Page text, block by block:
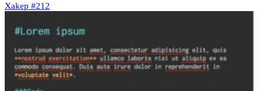
Xakep #212